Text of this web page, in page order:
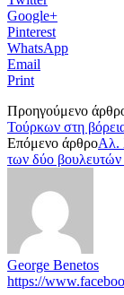
Google+
Pinterest
WhatsApp
Email
Print
Προηγούμενο
Τούρκων στη
Επόμενο άρθροΑλ.
των δύο
George Benetos
https://